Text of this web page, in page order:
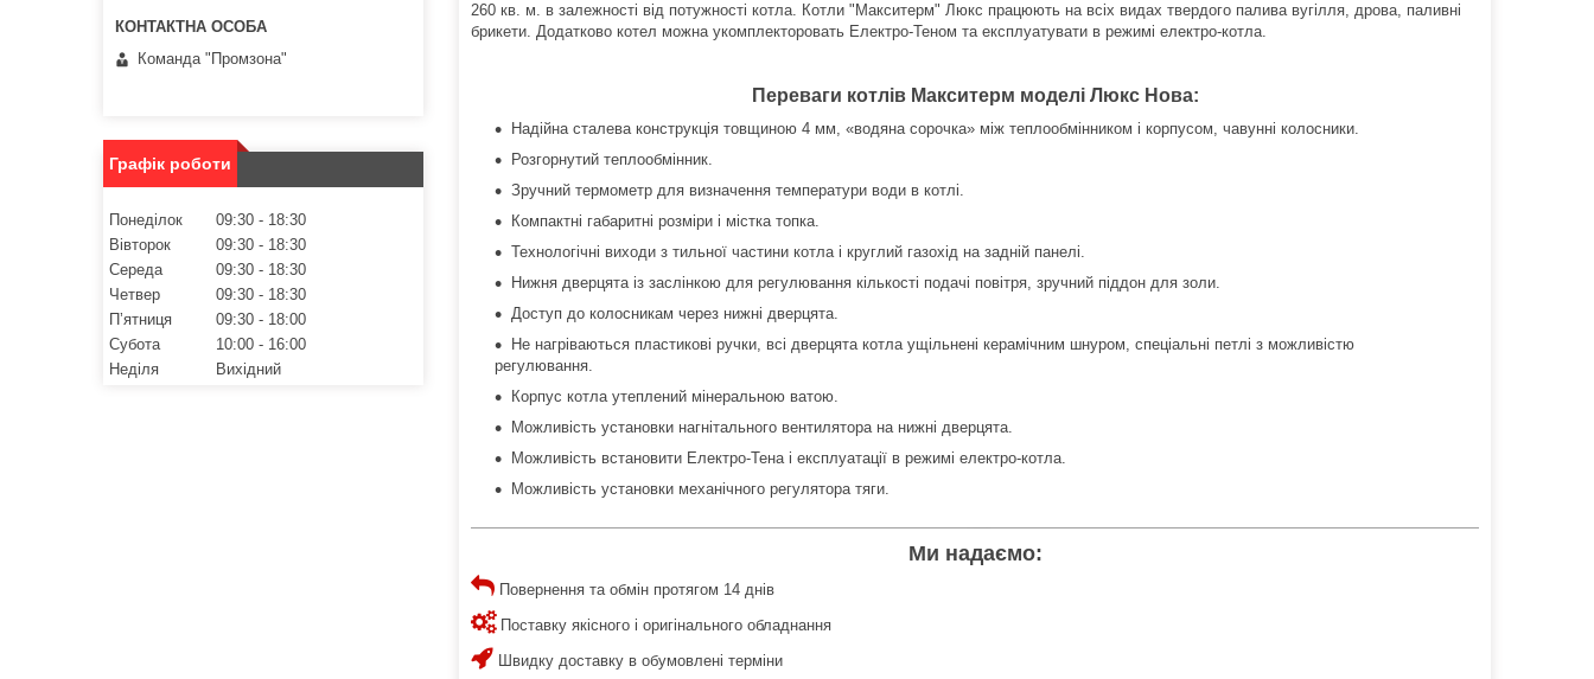
260 кв. м. в залежності від потужності котла. Котли "Макситерм" Люкс працюють на всіх видах твердого палива вугілля, дрова, паливні
брикети. Додатково котел можна укомплекторовать Електро-Теном та експлуатувати в режимі електро-котла.
Переваги котлів Макситерм моделі Люкс Нова:
Надійна сталева конструкція товщиною 4 мм, «водяна сорочка» між теплообмінником і корпусом, чавунні колосники.
Розгорнутий теплообмінник.
Зручний термометр для визначення температури води в котлі.
Компактні габаритні розміри і містка топка.
Технологічні виходи з тильної частини котла і круглий газохід на задній панелі.
Нижня дверцята із заслінкою для регулювання кількості подачі повітря, зручний піддон для золи.
Доступ до колосникам через нижні дверцята.
Не нагріваються пластикові ручки, всі дверцята котла ущільнені керамічним шнуром, спеціальні петлі з можливістю
регулювання.
Корпус котла утеплений мінеральною ватою.
Можливість установки нагнітального вентилятора на нижні дверцята.
Можливість встановити Електро-Тена і експлуатації в режимі електро-котла.
Можливість установки механічного регулятора тяги.
Ми надаємо:
Повернення та обмін протягом 14 днів
Поставку якісного і оригінального обладнання
Швидку доставку в обумовлені терміни
Команда "Промзона"
Графік роботи
Понеділок 09:30
18:30
Вівторок
09:30
18:30
Середа
09:30
18:30
Четвер
09:30
18:30
Пʼятниця
09:30
18:00
Субота
10:00
16:00
Неділя
Вихідний